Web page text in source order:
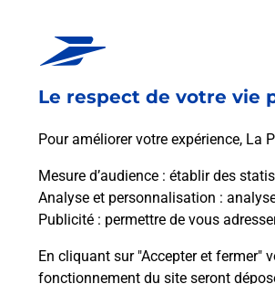
Le respect de votre vie
Pour améliorer votre expérience, La
Mesure d’audience : établir des
Analyse et personnalisation :
Publicité : permettre de vous
En cliquant sur "Accepter et fermer"
fonctionnement du site seront
En savoir plus